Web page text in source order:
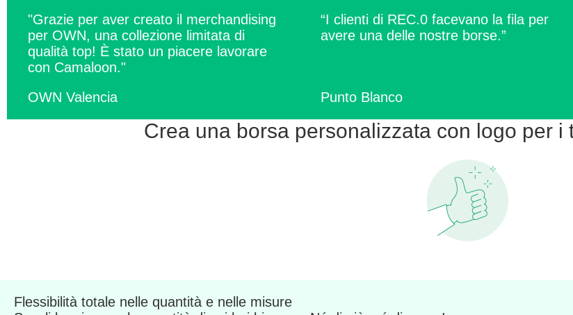
"Grazie per aver creato il merchandising
per OWN, una collezione limitata di
qualità top! È stato un piacere lavorare
con Camaloon."
OWN Valencia
“I clienti di REC.0 facevano la fila per
avere una delle nostre borse.”
Punto Blanco
Crea una borsa personalizzata con logo per i
Flessibilità totale nelle quantità e nelle misure